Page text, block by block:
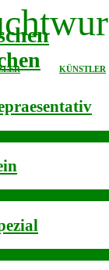
KÜNSTLER